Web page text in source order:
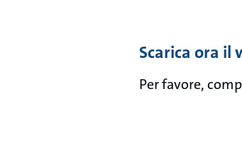
Scarica ora il
Per favore,